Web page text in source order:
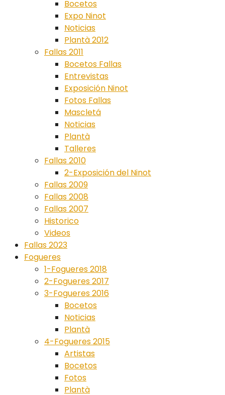
Bocetos
Expo Ninot
Noticias
Plantà 2012
Fallas 2011
Bocetos Fallas
Entrevistas
Exposición Ninot
Fotos Fallas
Mascletá
Noticias
Plantà
Talleres
Fallas 2010
2-Exposición del Ninot
Fallas 2009
Fallas 2008
Fallas 2007
Historico
Videos
Fallas 2023
Fogueres
1-Fogueres 2018
2-Fogueres 2017
3-Fogueres 2016
Bocetos
Noticias
Plantà
4-Fogueres 2015
Artistas
Bocetos
Fotos
Plantà